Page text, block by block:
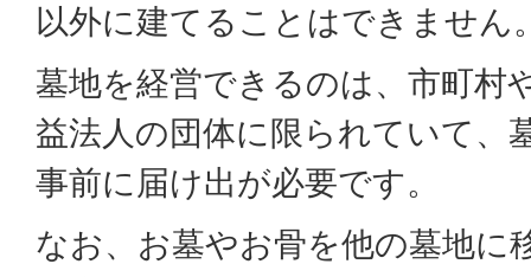
以外に建てることはできません
墓地を経営できるのは、市町村
益法人の団体に限られていて、
事前に届け出が必要です。
なお、お墓やお骨を他の墓地に